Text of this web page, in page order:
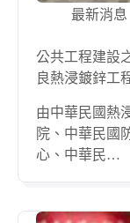
最新消息
公共工程建設
良熱浸鍍鋅工
由中華民國熱
院、中華民國
心、中華民…